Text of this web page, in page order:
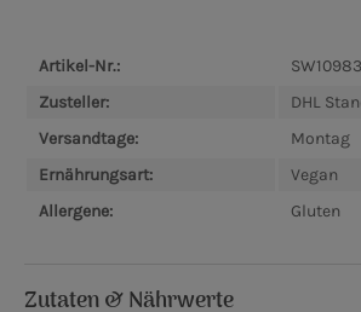
Artikel-Nr.:
SW10983
Zusteller:
DHL
Versandtage:
Montag
Ernährungsart:
Vegan
Allergene:
Gluten
Zutaten & Nährwerte